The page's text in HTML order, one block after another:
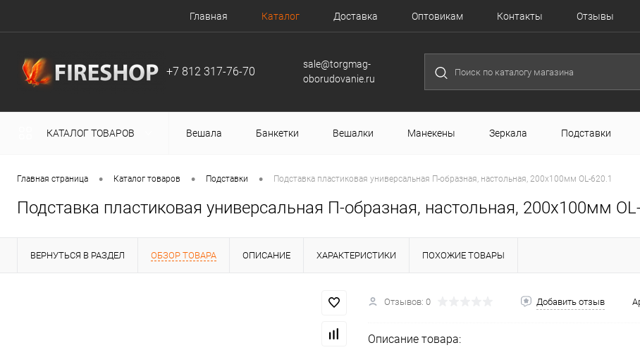
Главная Каталог Доставка Оптовикам Контакты Отзывы
+7 812 317-76-70
sale@torgmag-
oborudovanie.ru
КАТАЛОГ ТОВАРОВ Вешала Банкетки Вешалки Манекены Зеркала Подставки
Главная страница • Каталог товаров • Подставки • Подставка пластиковая универсальная П-образная, настольная, 200х100мм OL-620.1
Подставка пластиковая универсальная П-образная, настольная, 200х100мм
ВЕРНУТЬСЯ В РАЗДЕЛ ОБЗОР ТОВАРА ОПИСАНИЕ ХАРАКТЕРИСТИКИ ПОХОЖИЕ ТОВАРЫ
Отзывов: 0 Добавить отзыв
Описание товара: